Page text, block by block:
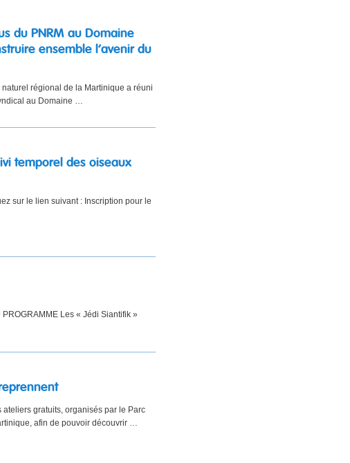
du PNRM au Domaine
ensemble l’avenir du
régional de la Martinique a réuni
au Domaine …
temporel des oiseaux
sur le lien suivant : Inscription pour le
PROGRAMME Les « Jédi Siantifik »
ateliers gratuits, organisés par le Parc
afin de pouvoir découvrir …